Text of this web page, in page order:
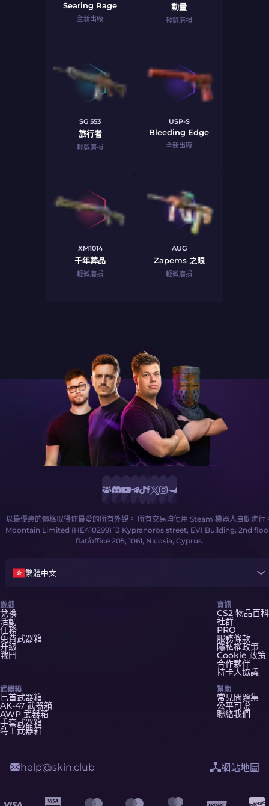
Searing Rage
全新出廠
動量
輕微磨損
SG 553
旅行者
輕微磨損
USP-S
Bleeding Edge
全新出廠
XM1014
千年葬品
輕微磨損
AUG
Zapems 之眼
輕微磨損
以最優惠的價格取得你最愛的所有外觀。 所有交易均使用 Steam 機器人自動進行
Moontain Limited (HE410299) 13 Kypranoros street, EVI Building, 2nd
flat/office 205, 1061, Nicosia, Cyprus.
繁體中文
遊戲
兌換
活動
任務
免費武器箱
升級
戰鬥
武器箱
匕首武器箱
AK-47 武器箱
AWP 武器箱
手套武器箱
特工武器箱
資訊
CS2 物品百科
社群
PRO
服務條款
隱私權政策
Cookie 政策
合作夥伴
持卡人協議
幫助
常見問題集
公平可證
聯絡我們
help@skin.club 網站地圖